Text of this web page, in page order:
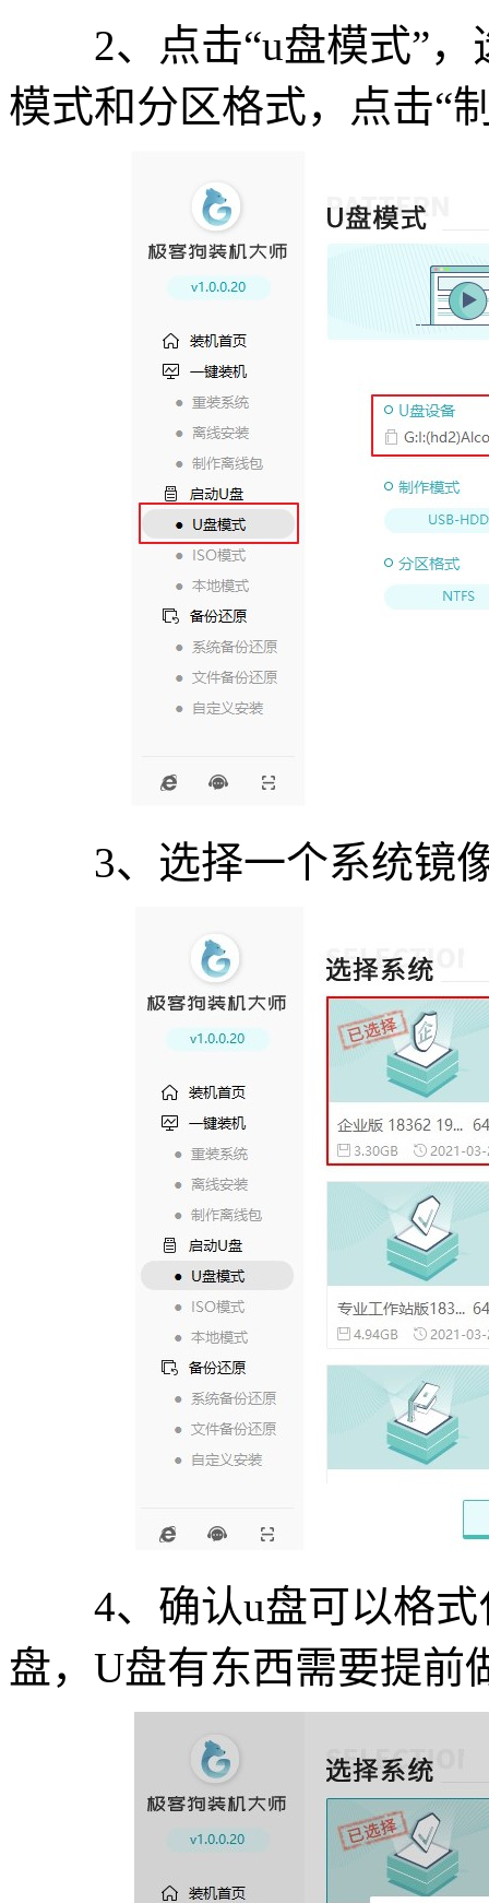
2、点击“u盘模式”，
模式和分区格式，点击“
3、选择一个系统镜像
4、确认u盘可以格式
盘，U盘有东西需要提前